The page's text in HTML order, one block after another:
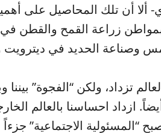
ألا أن تلك المحاصيل على
زراعة القمح والقطن في
وصناعة الحديد في ديترويت
تزداد، ولكن “الفجوة” بيننا
ازداد احساسنا بالعالم
“المسئولية الاجتماعية” جزءاً